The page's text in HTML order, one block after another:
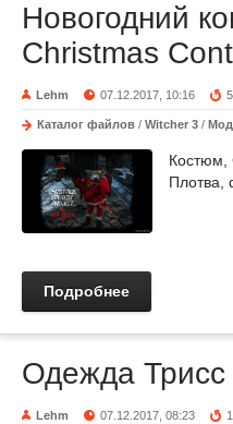
Новогодний
Christmas
Lehm 07.12.2017, 10:16
Каталог файлов / Witcher 3 /
Костюм,
Плотва,
Подробнее
Одежда Трисс
Lehm 07.12.2017, 08:23